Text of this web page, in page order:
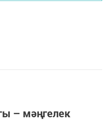
– мәңгелек